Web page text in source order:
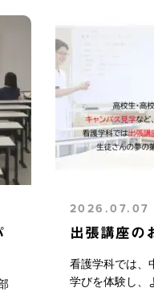
2026.07.07
出張講座の
看護学科では、
学びを体験し、